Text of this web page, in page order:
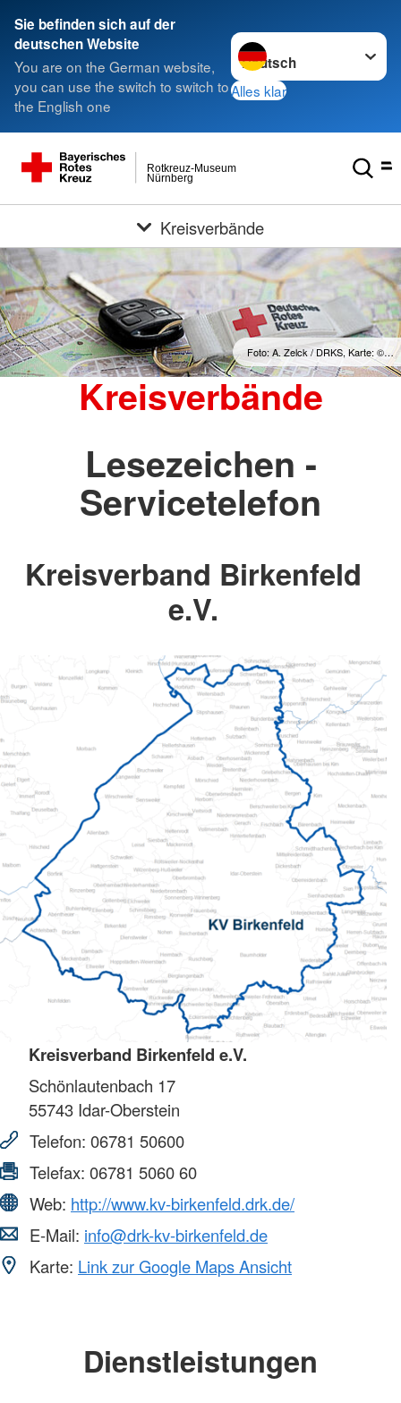
Sie befinden sich auf der
deutschen Website
You are on the German website,
you can use the switch to switch to
the English one
Sprache wechseln zu
Alles klar
Nürnberg
Rotkreuz-Museum
Kreisverbände
Foto: A. Zelck / DRKS, Karte: ©…
Kreisverbände
Lesezeichen -
Servicetelefon
Kreisverband Birkenfeld
e.V.
Kreisverband Birkenfeld e.V.
Schönlautenbach 17
55743 Idar-Oberstein
Telefon: 06781 50600
Telefax: 06781 5060 60
Web: http://www.kv-birkenfeld.drk.de/
E-Mail: info@drk-kv-birkenfeld.de
Karte: Link zur Google Maps Ansicht
Dienstleistungen